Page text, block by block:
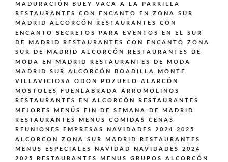
MADURACIÓN BUEY VACA A LA PARRILLA
RESTAURANTES CON ENCANTO EN ZONA SUR
MADRID ALCORCÓN
RESTAURANTES CON
ENCANTO SECRETOS PARA EVENTOS EN EL SUR
DE MADRID
RESTAURANTES CON ENCANTO ZONA
SUR DE MADRID ALCORCÓN
RESTAURANTES DE
MODA EN MADRID
RESTAURANTES DE MODA
MADRID SUR ALCORCÓN BOADILLA MONTE
VILLAVICIOSA ODON POZUELO ALARCÓN
MOSTOLES FUENLABRADA ARROMOLINOS
RESTAURANTES EN ALCORCÓN
RESTAURANTES
MEJORES MENÚS FIN DE SEMANA DE MADRID
RESTAURANTES MENUS COMIDAS CENAS
REUNIONES EMPRESAS NAVIDADES 2024 2025
ALCORCON ZONA SUR MADRID
RESTAURANTES
MENUS ESPECIALES NAVIDAD NAVIDADES 2024
2025
RESTAURANTES MENUS GRUPOS ALCORCÓN